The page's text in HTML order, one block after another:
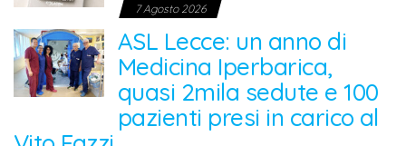
7 Agosto 2026
ASL Lecce: un anno di
Medicina Iperbarica,
quasi 2mila sedute e 100
pazienti presi in carico al